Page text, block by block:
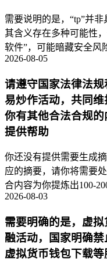
需要说明的是，“tp”并
其含义存在多种可能性
软件”，可能暗藏安全风
2026-08-05
请遵守国家法律法
易炒作活动，共同
你有其他合法合规
提供帮助
你还没有提供需要生成
应的摘要，请你将需要
合内容为你提炼出100-
2026-08-03
需要明确的是，虚
融活动，国家明确
虚拟货币钱包下载等